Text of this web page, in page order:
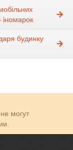
іномарок
будинку
могут